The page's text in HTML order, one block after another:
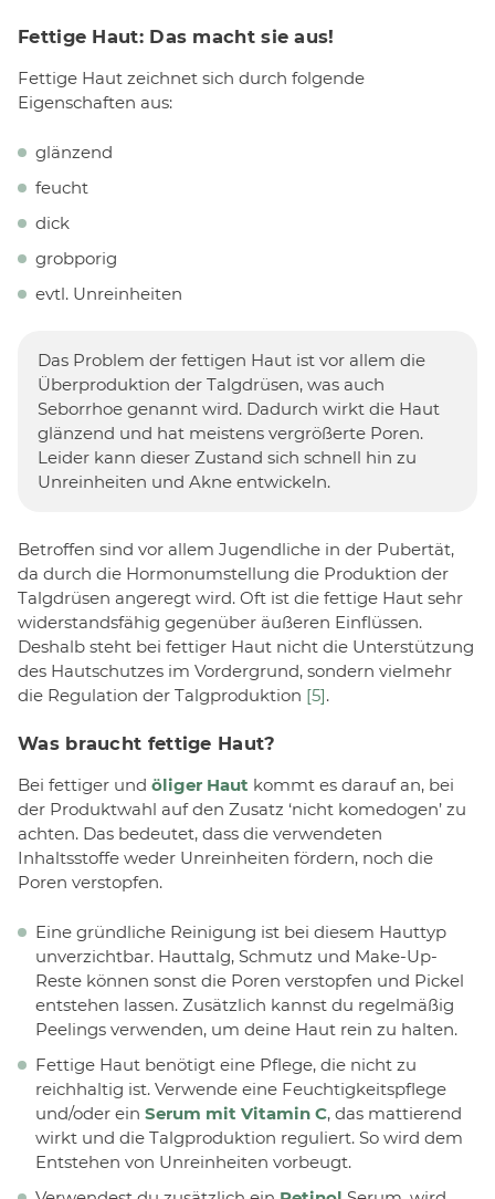
Fettige Haut: Das macht sie aus!
Fettige Haut zeichnet sich durch folgende
Eigenschaften aus:
glänzend
feucht
dick
grobporig
evtl. Unreinheiten
Das Problem der fettigen Haut ist vor allem die
Überproduktion der Talgdrüsen, was auch
Seborrhoe genannt wird. Dadurch wirkt die Haut
glänzend und hat meistens vergrößerte Poren.
Leider kann dieser Zustand sich schnell hin zu
Unreinheiten und Akne entwickeln.
Betroffen sind vor allem Jugendliche in der Pubertät,
da durch die Hormonumstellung die Produktion der
Talgdrüsen angeregt wird. Oft ist die fettige Haut sehr
widerstandsfähig gegenüber äußeren Einflüssen.
Deshalb steht bei fettiger Haut nicht die Unterstützung
des Hautschutzes im Vordergrund, sondern vielmehr
die Regulation der Talgproduktion [5].
Was braucht fettige Haut?
Bei fettiger und öliger Haut kommt es darauf an, bei
der Produktwahl auf den Zusatz ‘nicht komedogen’ zu
achten. Das bedeutet, dass die verwendeten
Inhaltsstoffe weder Unreinheiten fördern, noch die
Poren verstopfen.
Eine gründliche Reinigung ist bei diesem Hauttyp
unverzichtbar. Hauttalg, Schmutz und Make-Up-
Reste können sonst die Poren verstopfen und Pickel
entstehen lassen. Zusätzlich kannst du regelmäßig
Peelings verwenden, um deine Haut rein zu halten.
Fettige Haut benötigt eine Pflege, die nicht zu
reichhaltig ist. Verwende eine Feuchtigkeitspflege
und/oder ein Serum mit Vitamin C, das mattierend
wirkt und die Talgproduktion reguliert. So wird dem
Entstehen von Unreinheiten vorbeugt.